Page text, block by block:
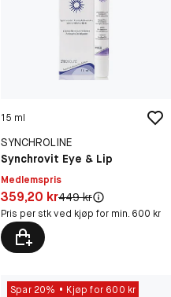
15 ml
SYNCHROLINE
Synchrovit Eye & Lip
Medlemspris
Pris: 359,20 kr
359,20 krOriginal pris:
449 kr
Pris per stk ved kjøp for min. 600 kr
Spar 20%
Kjøp for 600 kr